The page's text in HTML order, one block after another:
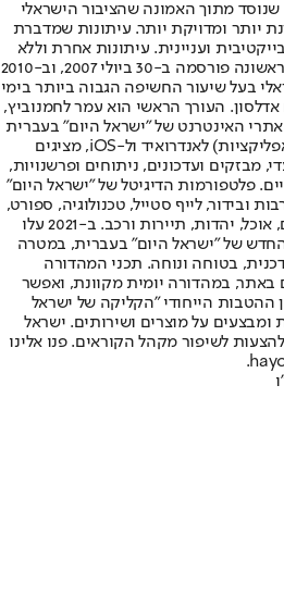
מתוך האמונה שהציבור הישראלי
יותר ומדויקת יותר. עיתונות שמדברת
ועניינית. עיתונות אחרת וללא
תשלום. המהדורה המודפסת הראשונה פורסמה ב-30 ביולי 2007, וב-2010
בעל שיעור החשיפה הגבוה ביותר בימי
העורך הראשי הוא עמר לחמנוביץ,
האינטרנט של "ישראל היום" בעברית
ובאנגלית, כמו כן היישומונים (אפליקציות) לאנדרואיד ול-iOS, מציגים
מבזקים ועדכונים, ניתוחים ופרשנויות,
פלטפורמות הדיגיטל של "ישראל היום"
ובידור, לייף סטייל, טכנולוגיה, ספורט,
כלכלה וצרכנות, בריאות, חיילים, אוכל, יהדות, תיירות ורכב. ב-2021 עלו
החדש של "ישראל היום" בעברית, במטרה
בטוחה ונוחה. תכני המהדורה
באתר, במהדורה יומית מקוונת, ואפשר
ההטבות הייחודי "הקליקה של ישראל
ומבצעים על מוצרים ושירותים. ישראל
לשיפור מקהל הקוראים. פנו אלינו